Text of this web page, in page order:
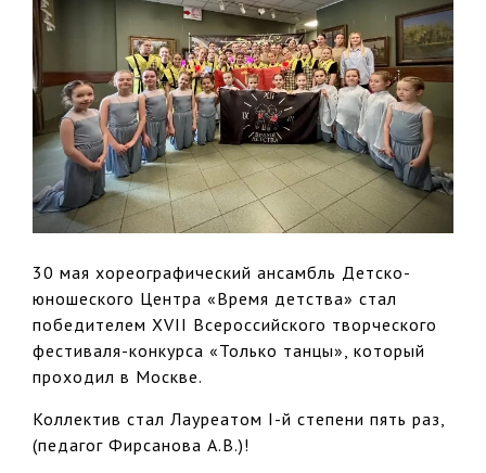
30 мая хореографический ансамбль Детско-
юношеского Центра «Время детства» стал
победителем XVII Всероссийского творческого
фестиваля-конкурса «Только танцы», который
проходил в Москве.
Коллектив стал Лауреатом I-й степени пять раз,
(педагог Фирсанова А.В.)!